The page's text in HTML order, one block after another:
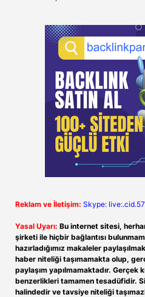
Reklam ve İletişim: Skype:
Yasal Uyarı: Bu internet sitesi,
şirketi ile hiçbir bağlantısı
hazırladığımız makaleler
haber niteliği taşımamakta olup,
paylaşım yapılmamaktadır. Gerçek
benzerlikleri tamamen tesadüfidir.
halindedir ve tavsiye niteliği